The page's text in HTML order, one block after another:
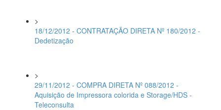
>
18/12/2012 - CONTRATAÇÃO DIRETA Nº 180/2012 -
Dedetização
>
29/11/2012 - COMPRA DIRETA Nº 088/2012 -
Aquisição de Impressora colorida e Storage/HDS -
Teleconsulta